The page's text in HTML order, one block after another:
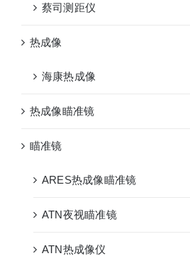
蔡司测距仪
热成像
海康热成像
热成像瞄准镜
瞄准镜
ARES热成像瞄准镜
ATN夜视瞄准镜
ATN热成像仪